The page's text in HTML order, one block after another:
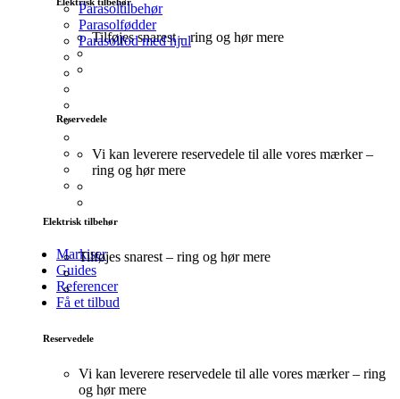
Tilføjes snarest – ring og hør mere
Reservedele
Vi kan leverere reservedele til alle vores mærker –
ring og hør mere
Markiser
Guides
Referencer
Få et tilbud
Parasoltilbehør
Parasolfødder
Parasolfod med hjul
Elektrisk tilbehør
Tilføjes snarest – ring og hør mere
Reservedele
Vi kan leverere reservedele til alle vores mærker – ring
og hør mere